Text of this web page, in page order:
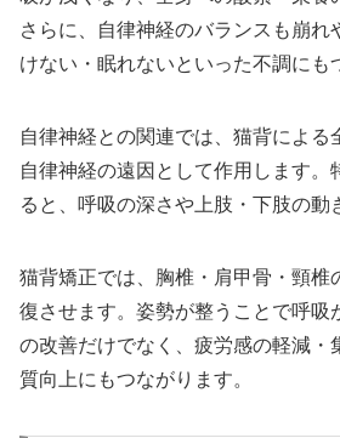
さらに、自律神経のバランスも崩れ
けない・眠れないといった不調にも
自律神経との関連では、猫背による
自律神経の遠因として作用します。
ると、呼吸の深さや上肢・下肢の動
猫背矯正では、胸椎・肩甲骨・頸椎
復させます。姿勢が整うことで呼吸
の改善だけでなく、疲労感の軽減・
質向上にもつながります。